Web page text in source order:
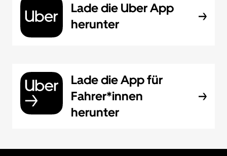
Lade die Uber App
herunter
Lade die App für
Fahrer*innen
herunter